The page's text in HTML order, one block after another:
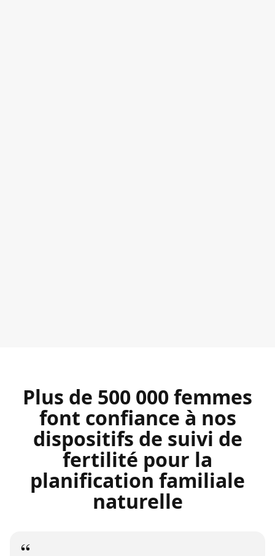
Plus de 500 000 femmes
font confiance à nos
dispositifs de suivi de
fertilité pour la
planification familiale
naturelle